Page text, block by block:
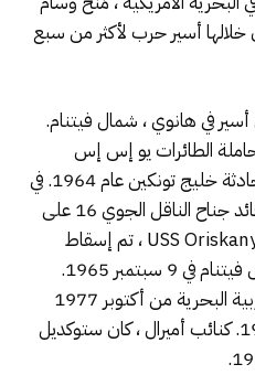
خلالها أسير حرب لأكثر من سبع
في هانوي ، شمال فيتنام.
الطائرات يو إس إس
تيكونديروجا (CVA-14) خلال حادثة خليج تونكين عام 1964. في
عملية نشره التالية ، بينما كان قائد جناح الناقل الجوي 16 على
متن حاملة الطائرات USS Oriskany (CV-34) ، تم إسقاط
طائرته A-4 Skyhawk في شمال فيتنام في 9 سبتمبر 1965.
شغل منصب رئيس الكلية الحربية البحرية من أكتوبر 1977
حتى تقاعده من البحرية في 1979. كنائب أميرال ، كان ستوكديل